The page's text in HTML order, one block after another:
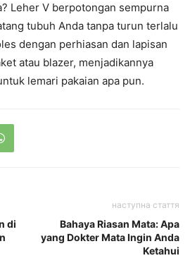
Leher V berpotongan sempurna
tubuh Anda tanpa turun terlalu
dengan perhiasan dan lapisan
atau blazer, menjadikannya
lemari pakaian apa pun.
di
наступна стаття
Bahaya Riasan Mata: Apa
yang Dokter Mata Ingin Anda
Ketahui